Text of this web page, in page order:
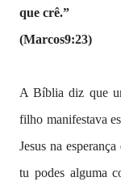
que crê.”
(Marcos9:23)
A Bíblia diz que
filho manifestava
Jesus na
tu podes alguma